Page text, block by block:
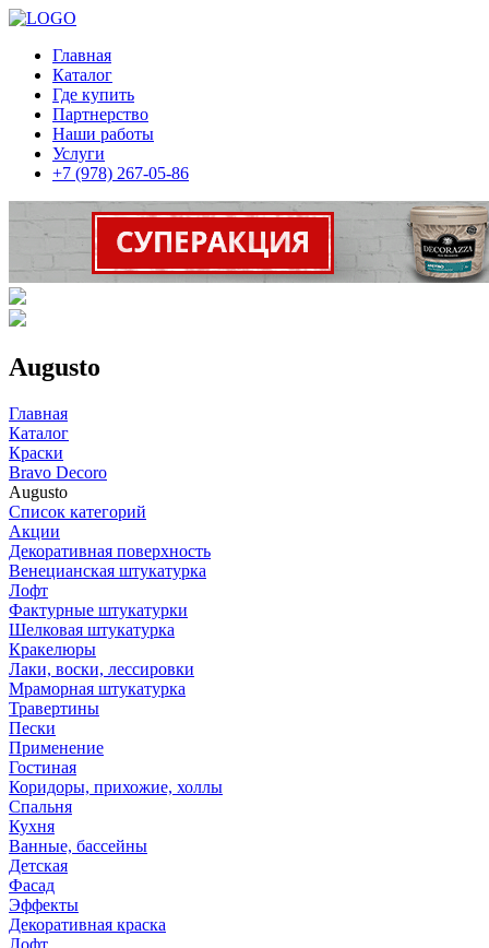
Главная
Каталог
Где купить
Партнерство
Наши работы
Услуги
+7 (978) 267-05-86
Augusto
Главная
Каталог
Краски
Bravo Decoro
Augusto
Список категорий
Акции
Декоративная поверхность
Венецианская штукатурка
Лофт
Фактурные штукатурки
Шелковая штукатурка
Кракелюры
Лаки, воски, лессировки
Мраморная штукатурка
Травертины
Пески
Применение
Гостиная
Коридоры, прихожие, холлы
Спальня
Кухня
Ванные, бассейны
Детская
Фасад
Эффекты
Декоративная краска
Лофт